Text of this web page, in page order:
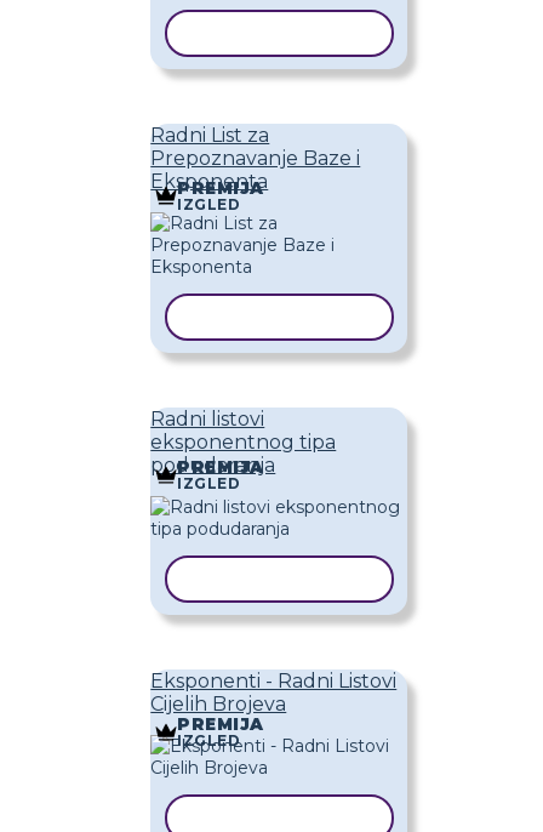
Radni List za
Prepoznavanje Baze i
Eksponenta
PREMIJA
IZGLED
Radni listovi
eksponentnog tipa
podudaranja
PREMIJA
IZGLED
Eksponenti - Radni Listovi
Cijelih Brojeva
PREMIJA
IZGLED